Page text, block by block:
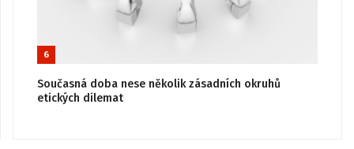
6
Současná doba nese několik zásadních okruhů
etických dilemat